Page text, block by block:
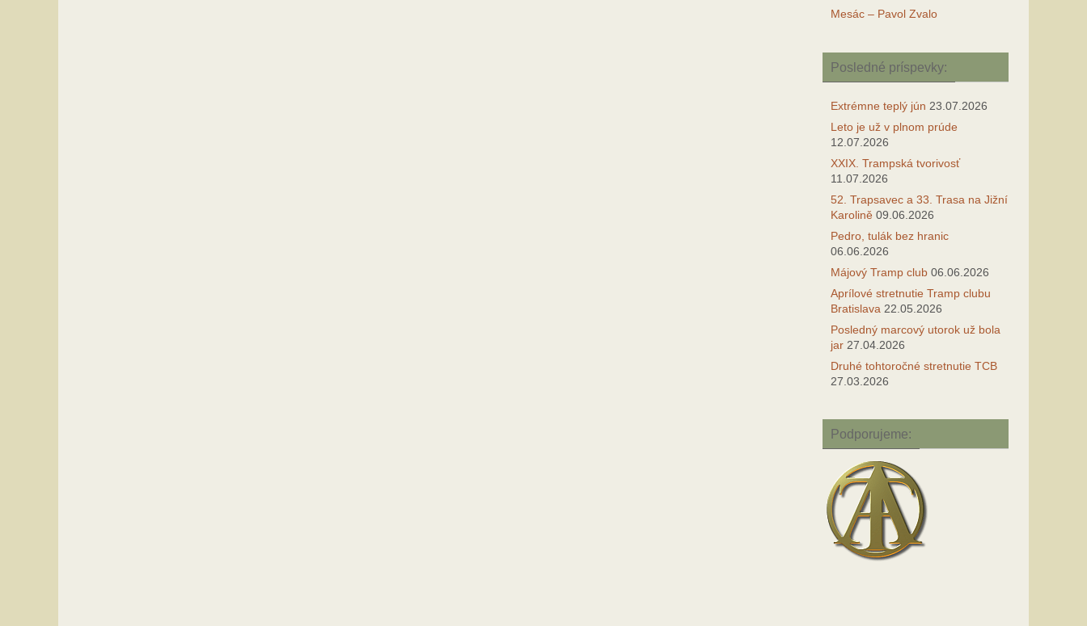
Mesác – Pavol Zvalo
Posledné príspevky:
Extrémne teplý jún 23.07.2026
Leto je už v plnom prúde
12.07.2026
XXIX. Trampská tvorivosť
11.07.2026
52. Trapsavec a 33. Trasa na Jižní
Karolině 09.06.2026
Pedro, tulák bez hranic
06.06.2026
Májový Tramp club 06.06.2026
Aprílové stretnutie Tramp clubu
Bratislava 22.05.2026
Posledný marcový utorok už bola
jar 27.04.2026
Druhé tohtoročné stretnutie TCB
27.03.2026
Podporujeme: